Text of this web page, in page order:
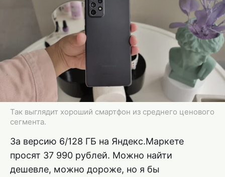
Так выглядит хороший смартфон из среднего ценового
сегмента.
За версию 6/128 ГБ на Яндекс.Маркете
просят 37 990 рублей. Можно найти
дешевле, можно дороже, но я бы